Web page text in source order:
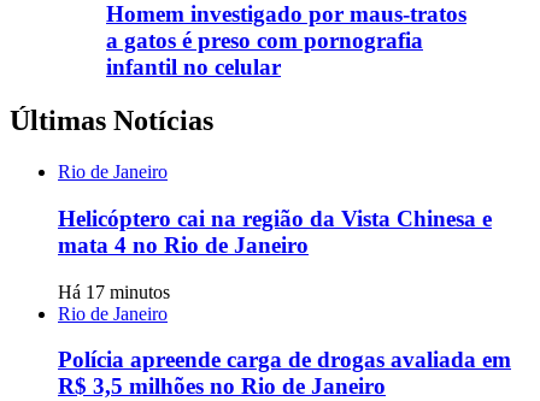
Homem investigado por maus-tratos
a gatos é preso com pornografia
infantil no celular
Últimas Notícias
Rio de Janeiro
Helicóptero cai na região da Vista Chinesa e
mata 4 no Rio de Janeiro
Há 17 minutos
Rio de Janeiro
Polícia apreende carga de drogas avaliada em
R$ 3,5 milhões no Rio de Janeiro